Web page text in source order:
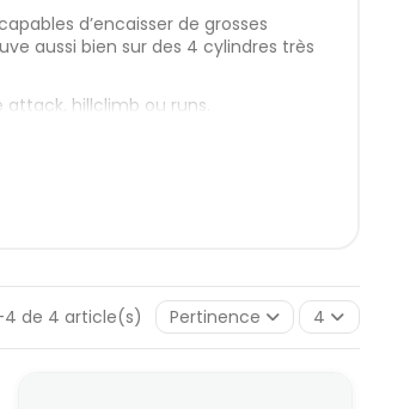
d’encaisser de grosses
aussi bien sur des 4 cylindres très
hillclimb ou runs.
chaud (8, 12, 14, 16, 18 cm²).
prix d’un peu plus de contre-
4 de 4 article(s) Pertinence 4